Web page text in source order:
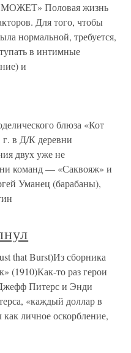
Половая жизнь
Для того, чтобы
нормальной, требуется,
в интимные
и
блюза «Кот
г. в Д/К деревни
двух уже не
команд — «Саквояж» и
Уманец (барабаны),
that Burst)Из сборника
(1910)Как-то раз герои
Питерс и Энди
«каждый доллар в
личное оскорбление,